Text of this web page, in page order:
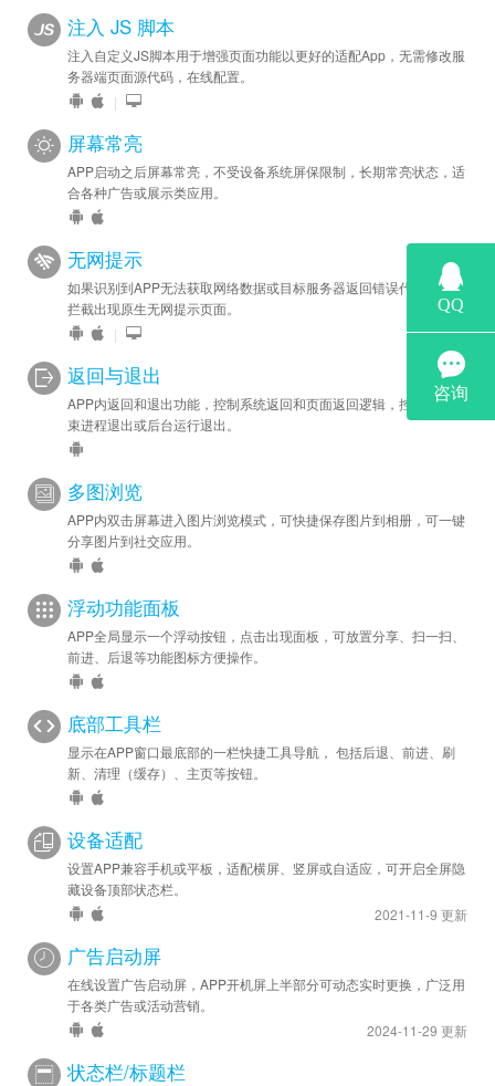
注入 JS 脚本
注入自定义JS脚本用于增强页面功能以更好的适配App，无需修改服
务器端页面源代码，在线配置。
|
屏幕常亮
APP启动之后屏幕常亮，不受设备系统屏保限制，长期常亮状态，适
合各种广告或展示类应用。
无网提示
如果识别到APP无法获取网络数据或目标服务器返回错误代码，自动
拦截出现原生无网提示页面。
|
返回与退出
APP内返回和退出功能，控制系统返回和页面返回逻辑，控制APP结
束进程退出或后台运行退出。
多图浏览
APP内双击屏幕进入图片浏览模式，可快捷保存图片到相册，可一键
分享图片到社交应用。
浮动功能面板
APP全局显示一个浮动按钮，点击出现面板，可放置分享、扫一扫、
前进、后退等功能图标方便操作。
底部工具栏
显示在APP窗口最底部的一栏快捷工具导航， 包括后退、前进、刷
新、清理（缓存）、主页等按钮。
设备适配
设置APP兼容手机或平板，适配横屏、竖屏或自适应，可开启全屏隐
藏设备顶部状态栏。
2021-11-9 更新
广告启动屏
在线设置广告启动屏，APP开机屏上半部分可动态实时更换，广泛用
于各类广告或活动营销。
2024-11-29 更新
状态栏/标题栏